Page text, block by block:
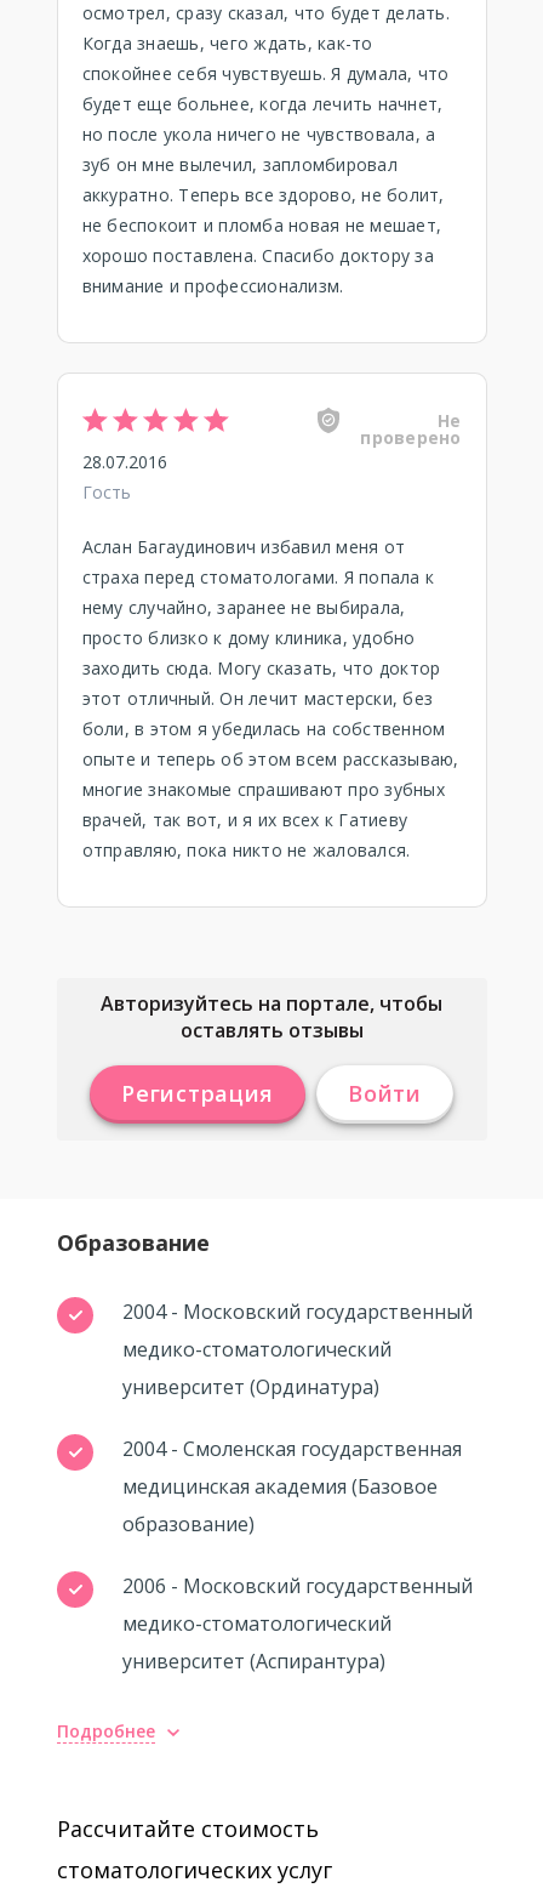
осмотрел, сразу сказал, что будет делать.
Когда знаешь, чего ждать, как-то
спокойнее себя чувствуешь. Я думала, что
будет еще больнее, когда лечить начнет,
но после укола ничего не чувствовала, а
зуб он мне вылечил, запломбировал
аккуратно. Теперь все здорово, не болит,
не беспокоит и пломба новая не мешает,
хорошо поставлена. Спасибо доктору за
внимание и профессионализм.
Не
проверено
28.07.2016
Гость
Аслан Багаудинович избавил меня от
страха перед стоматологами. Я попала к
нему случайно, заранее не выбирала,
просто близко к дому клиника, удобно
заходить сюда. Могу сказать, что доктор
этот отличный. Он лечит мастерски, без
боли, в этом я убедилась на собственном
опыте и теперь об этом всем рассказываю,
многие знакомые спрашивают про зубных
врачей, так вот, и я их всех к Гатиеву
отправляю, пока никто не жаловался.
Авторизуйтесь на портале, чтобы
оставлять отзывы
Регистрация Войти
Образование
2004 - Московский государственный
медико-стоматологический
университет (Ординатура)
2004 - Смоленская государственная
медицинская академия (Базовое
образование)
2006 - Московский государственный
медико-стоматологический
университет (Аспирантура)
Подробнее
Рассчитайте стоимость
стоматологических услуг